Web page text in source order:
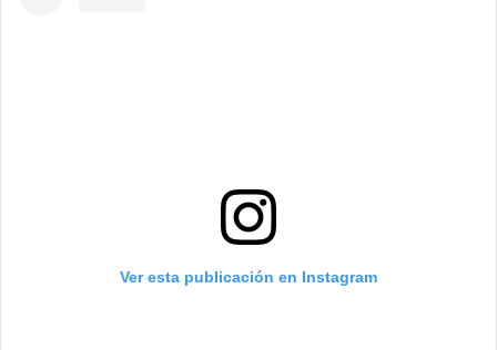
Ver esta publicación en Instagram